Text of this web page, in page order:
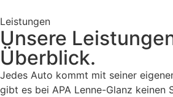
Leistungen
Unsere
Überblick.
Jedes Auto kommt mit seiner
gibt es bei APA Lenne-Glanz keinen